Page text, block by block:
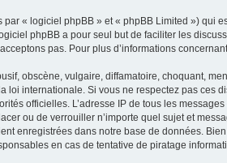
« logiciel phpBB » et « phpBB Limited ») qui
phpBB a pour seul but de faciliter les
pas. Pour plus d’informations
obscène, vulgaire, diffamatoire, choquant,
loi internationale. Si vous ne respectez pas
officielles. L’adresse IP de tous les
ou de verrouiller n’importe quel sujet et
enregistrées dans notre base de données.
en cas de tentative de piratage